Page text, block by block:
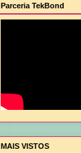
Hortência,
Parceria TekBond
MAIS VISTOS